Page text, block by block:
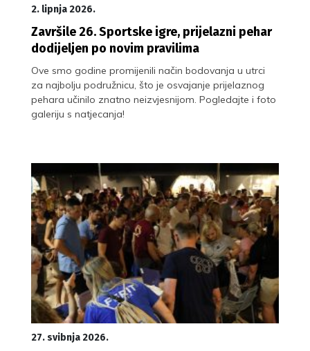
2. lipnja 2026.
Završile 26. Sportske igre, prijelazni pehar
dodijeljen po novim pravilima
Ove smo godine promijenili način bodovanja u utrci
za najbolju podružnicu, što je osvajanje prijelaznog
pehara učinilo znatno neizvjesnijom. Pogledajte i foto
galeriju s natjecanja!
27. svibnja 2026.